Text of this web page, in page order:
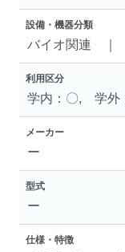
設備・機器分類
バイオ関連 ｜
利用区分
学内：〇, 学外
メーカー
ー
型式
ー
仕様・特徴